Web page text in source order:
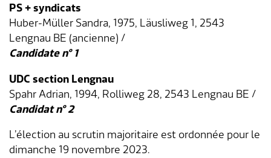
PS + syndicats
Huber-Müller Sandra, 1975, Läusliweg 1, 2543
Lengnau BE (ancienne) /
Candidate n° 1
UDC section Lengnau
Spahr Adrian, 1994, Rolliweg 28, 2543 Lengnau BE /
Candidat n° 2
L’élection au scrutin majoritaire est ordonnée pour le
dimanche 19 novembre 2023.